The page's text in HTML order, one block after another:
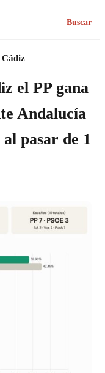
Buscar
el PP gana
Andalucía
pasar de 1